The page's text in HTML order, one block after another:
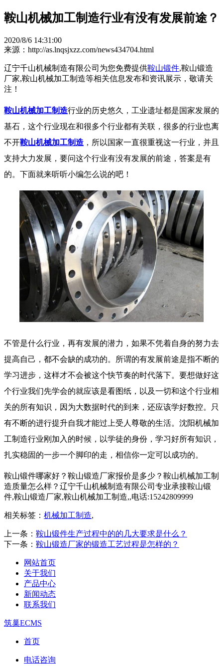
鞍山机械加工制造行业有没有发展前途？
2020/8/6 14:31:00
来源：http://as.lnqsjxzz.com/news434704.html
辽宁千山机械制造有限公司为您免费提供鞍山锻件,鞍山锻造
厂家,鞍山机械加工制造等相关信息发布和资讯展示，敬请关
注！
鞍山机械加工制造行业的历史悠久，工业遗址都是国家发展的
基石，这个行业现在和很多个行业都有关联，很多的行业也离
不开鞍山机械加工制造 ，所以国家一直很重视这一行业，并且
支持大力发展，要问这个行业有没有发展的前途，答案是有
的。下面就来听听小编怎么说的吧！
不管是什么行业，再有发展的潜力，如果不凭着自身的努力去
提高自己，都不会缺的成功的。所谓的有发展前途是指不断的
学习进步，这样才不会被这个快节奏的时代落下。要想做好这
个行业我们先学会的就应该是看图纸，以及一切和这个行业相
关的所有知识，因为大数据时代的到来，还应该学好数控。只
有不断的进行提升自我才能过上受人尊敬的生活。沈阳机械加
工制造行业刚加入的时候，以学徒的身份，学习好所有知识，
扎实稳固的一步一个脚印的走，相信你一定可以成功的。
鞍山锻件哪家好？鞍山锻造厂家报价是多少？鞍山机械加工制
造质量怎么样？辽宁千山机械制造有限公司专业承接鞍山锻
件,鞍山锻造厂家,鞍山机械加工制造,,电话:15242809999
相关标签： 机械加工制造,
上一条： 鞍山锻件生产过程中的的几大要求是什么？
下一条： 鞍山锻造厂家的锻造工艺过程是怎样的？
网站首页
关于我们
产品中心
新闻动态
联系我们
筑巢ECMS
首页
电话咨询